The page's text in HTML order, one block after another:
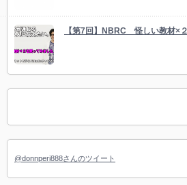
【第7回】NBRC 怪しい教材×
@donnperi888さんのツイート